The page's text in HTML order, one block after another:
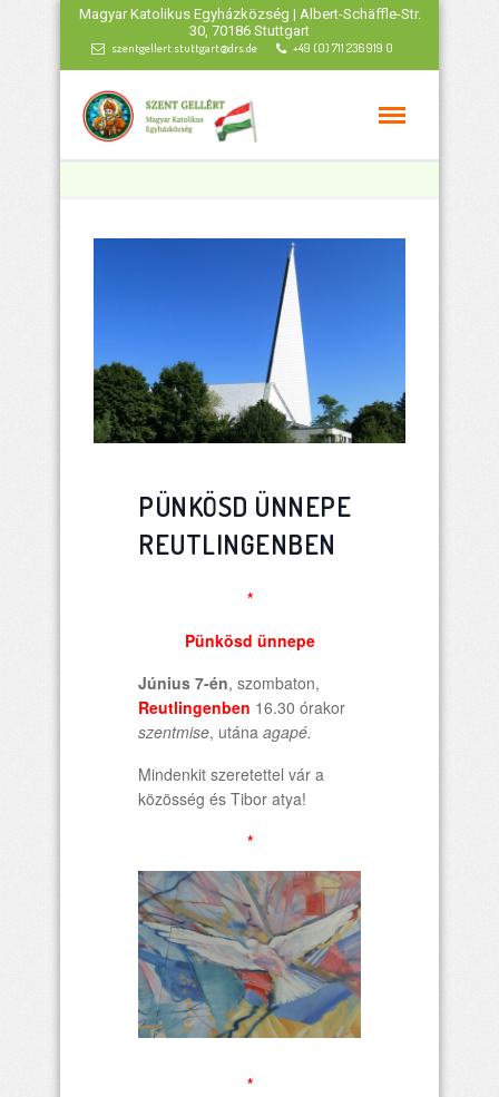
Magyar Katolikus Egyházközség | Albert-Schäffle-Str.
30, 70186 Stuttgart
szentgellert.stuttgart@drs.de +49 (0) 711 236 919 0
PÜNKÖSD ÜNNEPE
REUTLINGENBEN
*
Pünkösd ünnepe
Június 7-én, szombaton,
Reutlingenben 16.30 órakor
szentmise, utána agapé.
Mindenkit szeretettel vár a
közösség és Tibor atya!
*
*